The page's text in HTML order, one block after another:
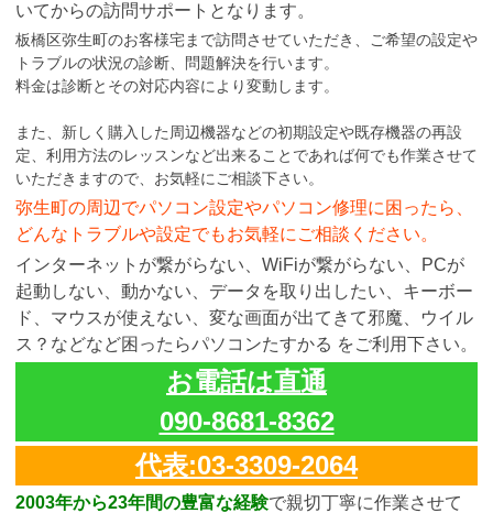
いてからの訪問サポートとなります。
板橋区弥生町のお客様宅まで訪問させていただき、ご希望の設定や
トラブルの状況の診断、問題解決を行います。
料金は診断とその対応内容により変動します。
また、新しく購入した周辺機器などの初期設定や既存機器の再設
定、利用方法のレッスンなど出来ることであれば何でも作業させて
いただきますので、お気軽にご相談下さい。
弥生町の周辺でパソコン設定やパソコン修理に困ったら、
どんなトラブルや設定でもお気軽にご相談ください。
インターネットが繋がらない、WiFiが繋がらない、PCが
起動しない、動かない、データを取り出したい、キーボー
ド、マウスが使えない、変な画面が出てきて邪魔、ウイル
ス？などなど困ったらパソコンたすかる をご利用下さい。
お電話は直通
090-8681-8362
代表:03-3309-2064
2003年から23年間の豊富な経験で親切丁寧に作業させて